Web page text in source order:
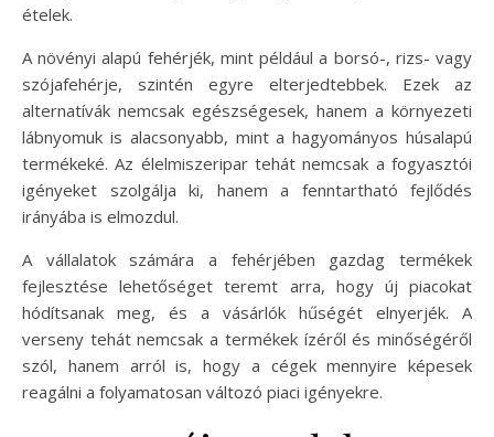
ételek.
A növényi alapú fehérjék, mint például a borsó-, rizs- vagy
szójafehérje, szintén egyre elterjedtebbek. Ezek az
alternatívák nemcsak egészségesek, hanem a környezeti
lábnyomuk is alacsonyabb, mint a hagyományos húsalapú
termékeké. Az élelmiszeripar tehát nemcsak a fogyasztói
igényeket szolgálja ki, hanem a fenntartható fejlődés
irányába is elmozdul.
A vállalatok számára a fehérjében gazdag termékek
fejlesztése lehetőséget teremt arra, hogy új piacokat
hódítsanak meg, és a vásárlók hűségét elnyerjék. A
verseny tehát nemcsak a termékek ízéről és minőségéről
szól, hanem arról is, hogy a cégek mennyire képesek
reagálni a folyamatosan változó piaci igényekre.